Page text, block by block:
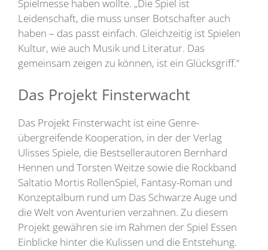
Spielmesse haben wollte. „Die Spiel ist
Leidenschaft, die muss unser Botschafter auch
haben – das passt einfach. Gleichzeitig ist Spielen
Kultur, wie auch Musik und Literatur. Das
gemeinsam zeigen zu können, ist ein Glücksgriff.“
Das Projekt Finsterwacht
Das Projekt Finsterwacht ist eine Genre-
übergreifende Kooperation, in der der Verlag
Ulisses Spiele, die Bestsellerautoren Bernhard
Hennen und Torsten Weitze sowie die Rockband
Saltatio Mortis RollenSpiel, Fantasy-Roman und
Konzeptalbum rund um Das Schwarze Auge und
die Welt von Aventurien verzahnen. Zu diesem
Projekt gewähren sie im Rahmen der Spiel Essen
Einblicke hinter die Kulissen und die Entstehung.